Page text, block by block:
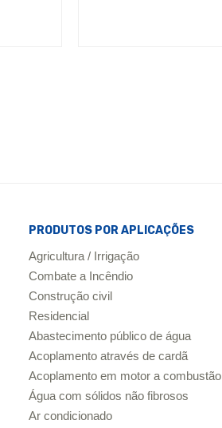
PRODUTOS POR APLICAÇÕES
Agricultura / Irrigação
Combate a Incêndio
Construção civil
Residencial
Abastecimento público de água
Acoplamento através de cardã
Acoplamento em motor a combustão
Água com sólidos não fibrosos
Ar condicionado